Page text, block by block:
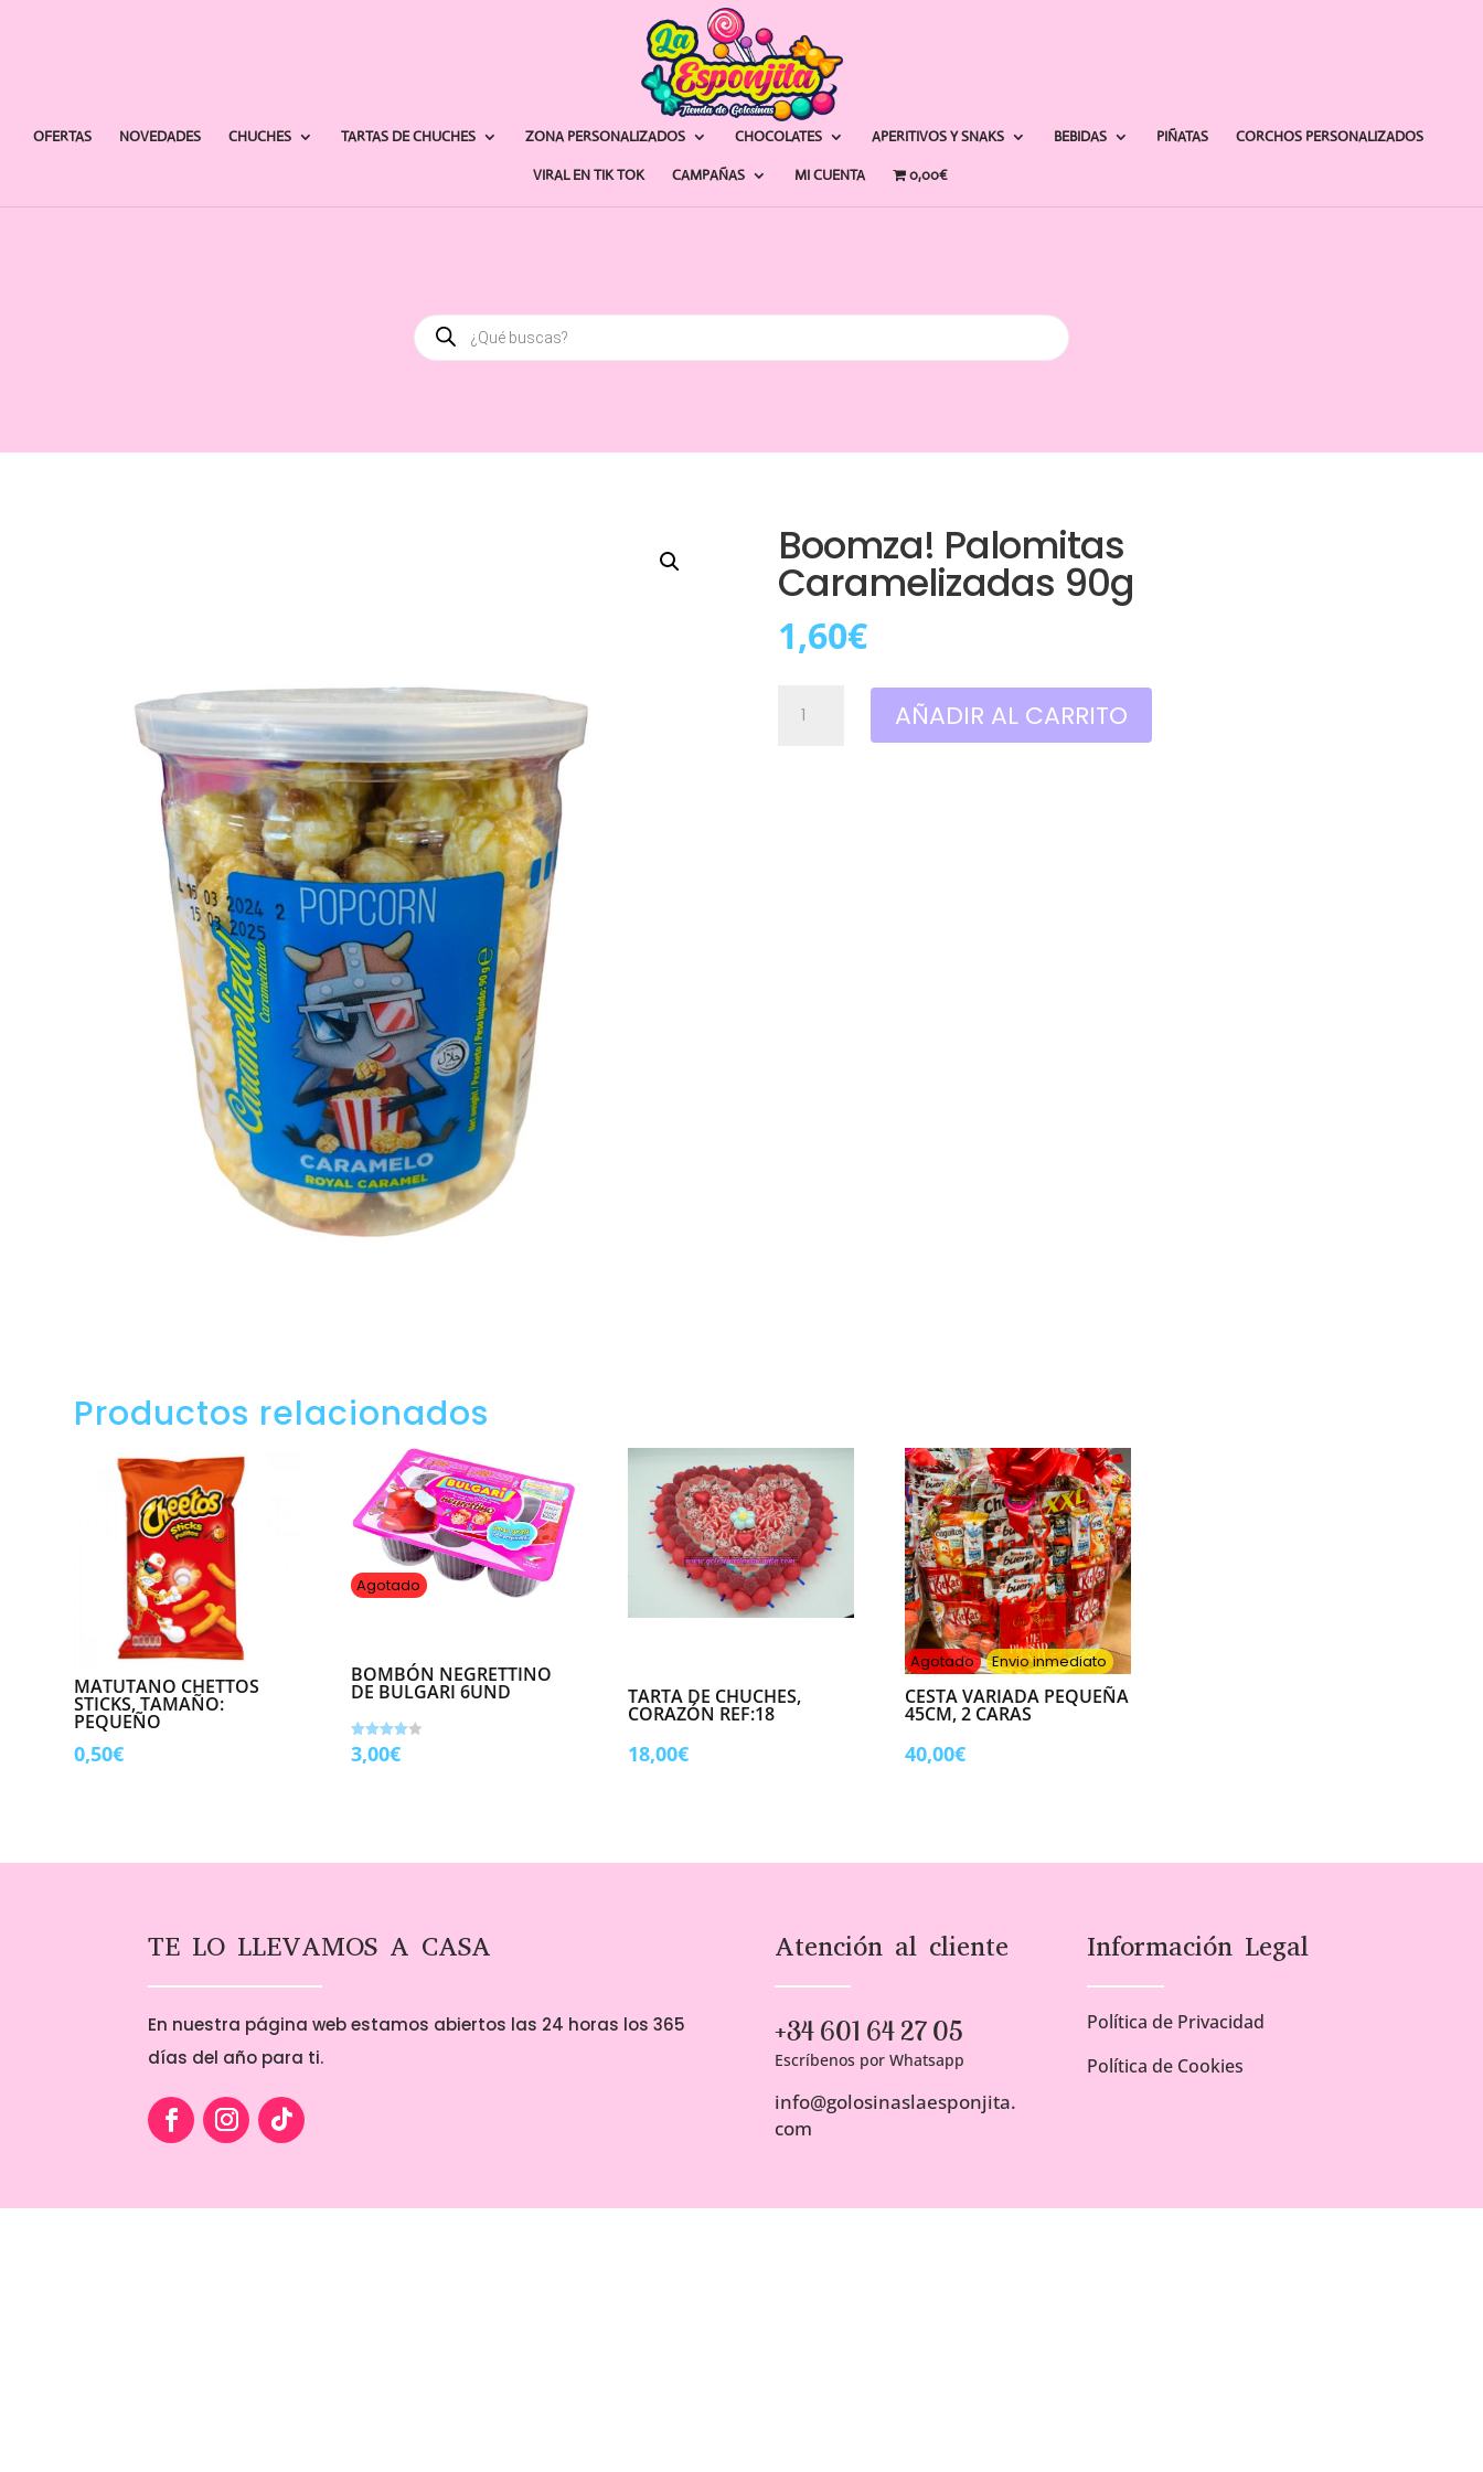
OFERTAS NOVEDADES CHUCHES TARTAS DE CHUCHES ZONA PERSONALIZADOS CHOCOLATES APERITIVOS Y SNAKS BEBIDAS PIÑATAS CORCHOS PERSONALIZADOS
VIRAL EN TIK TOK CAMPAÑAS MI CUENTA 0,00€
Búsqueda
de
productos
Boomza! Palomitas
Caramelizadas 90g
1,60€
Palomitas
Caramelizadas
AÑADIR AL CARRITO
Productos relacionados
MATUTANO CHETTOS
STICKS, TAMAÑO:
PEQUEÑO
0,50€
Agotado
BOMBÓN NEGRETTINO
DE BULGARI 6UND
Valorado
con
3,00€
TARTA DE CHUCHES,
CORAZÓN REF:18
18,00€
Agotado Envio inmediato
CESTA VARIADA PEQUEÑA
45CM, 2 CARAS
40,00€
TE LO LLEVAMOS A CASA
En nuestra página web estamos abiertos las 24 horas los 365
días del año para ti.
Atención al cliente
+34 601 64 27 05
Escríbenos por Whatsapp
info@golosinaslaesponjita.
com
Información Legal
Política de Privacidad
Política de Cookies